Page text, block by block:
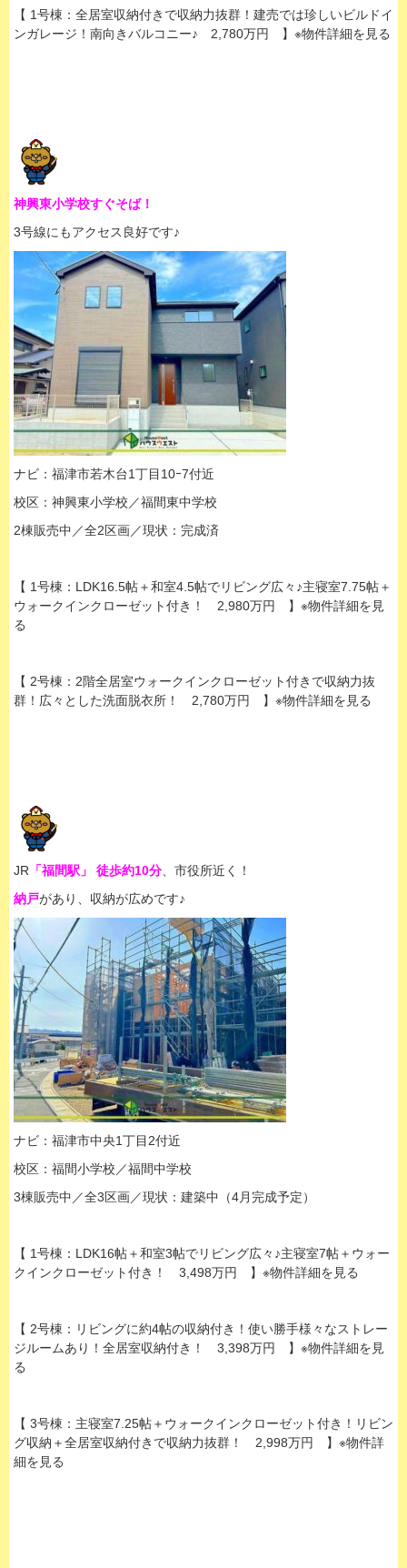
【 1号棟：全居室収納付きで収納力抜群！建売では珍しいビルドイ
ンガレージ！南向きバルコニー♪ 2,780万円 】※物件詳細を見る
神興東小学校すぐそば！
3号線にもアクセス良好です♪
ナビ：福津市若木台1丁目10ｰ7付近
校区：神興東小学校／福間東中学校
2棟販売中／全2区画／現状：完成済
【 1号棟：LDK16.5帖＋和室4.5帖でリビング広々♪主寝室7.75帖＋
ウォークインクローゼット付き！ 2,980万円 】※物件詳細を見
る
【 2号棟：2階全居室ウォークインクローゼット付きで収納力抜
群！広々とした洗面脱衣所！ 2,780万円 】※物件詳細を見る
JR 「福間駅」 徒歩約10分 、市役所近く！
納戸があり、収納が広めです♪
ナビ：福津市中央1丁目2付近
校区：福間小学校／福間中学校
3棟販売中／全3区画／現状：建築中（4月完成予定）
【 1号棟：LDK16帖＋和室3帖でリビング広々♪主寝室7帖＋ウォー
クインクローゼット付き！ 3,498万円 】※物件詳細を見る
【 2号棟：リビングに約4帖の収納付き！使い勝手様々なストレー
ジルームあり！全居室収納付き！ 3,398万円 】※物件詳細を見
る
【 3号棟：主寝室7.25帖＋ウォークインクローゼット付き！リビン
グ収納＋全居室収納付きで収納力抜群！ 2,998万円 】※物件詳
細を見る